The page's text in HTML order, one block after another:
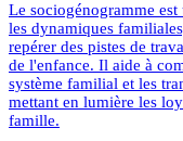
Le sociogénogramme
les dynamiques
repérer des pistes de
de l'enfance. Il aide à
système familial et les
mettant en lumière les
famille.